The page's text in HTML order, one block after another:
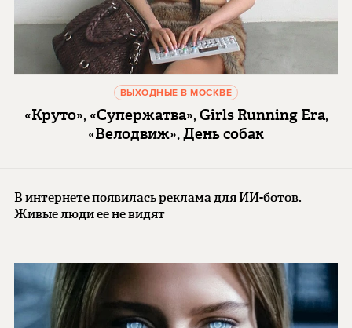
ВЫХОДНЫЕ В МОСКВЕ
«Круто», «Супержатва», Girls Running Era,
«Велодвиж», День собак
В интернете появилась реклама для ИИ-ботов.
Живые люди ее не видят